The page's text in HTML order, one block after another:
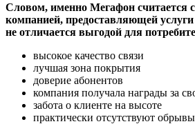
Словом, именно Мегафон считается
компанией, предоставляющей
не отличается выгодой для
высокое качество связи
лучшая зона покрытия
доверие абонентов
компания получала награды за
забота о клиенте на высоте
практически отсутствуют